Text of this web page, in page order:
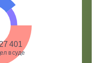
401
в суде